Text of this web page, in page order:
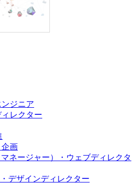
ジニア
レクター
企画
ネージャー）・ウェブディレクタ
デザインディレクター